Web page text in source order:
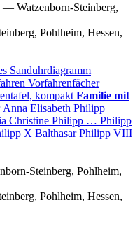
— Watzenborn-Steinberg,
Pohlheim, Hessen,
Sanduhrdiagramm
Vorfahrenfächer
kompakt Familie mit
Anna Elisabeth Philipp
Christine Philipp … Philipp
X BalthasarPhilipp VIII
Steinberg, Pohlheim,
Pohlheim, Hessen,